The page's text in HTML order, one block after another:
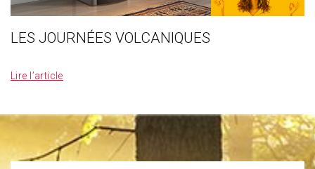
LES JOURNÉES VOLCANIQUES
Lire l’article